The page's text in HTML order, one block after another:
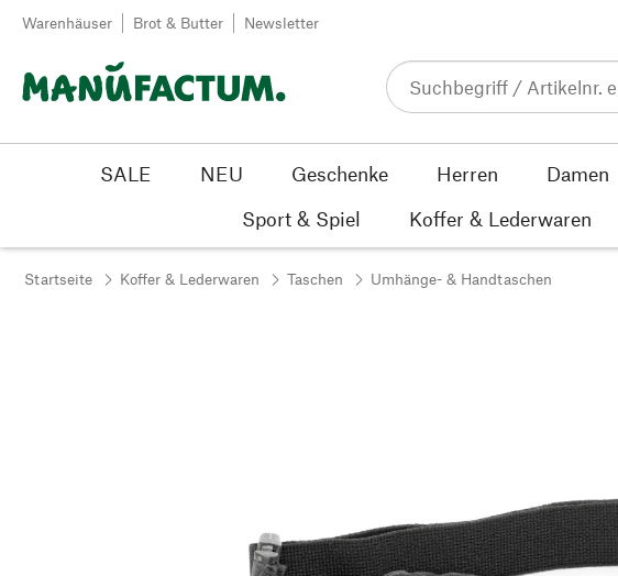
Zum Inhalt springen
Warenhäuser Brot & Butter Newsletter
SALE NEU Geschenke Herren Damen
Sport & Spiel
Koffer & Lederwaren
Startseite Koffer & Lederwaren Taschen Umhänge- & Handtaschen